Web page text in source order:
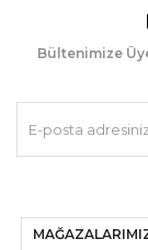
Bültenimize